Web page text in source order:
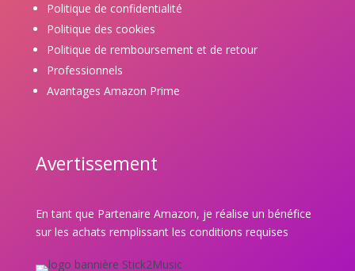
Politique de confidentialité
Politique des cookies
Politique de remboursement et de retour
Professionnels
Avantages Amazon Prime
Avertissement
En tant que Partenaire Amazon, je réalise un bénéfice
sur les achats remplissant les conditions requises